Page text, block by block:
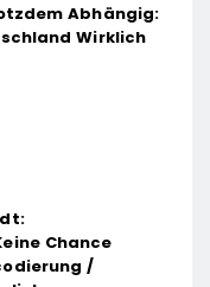
Abhängig:
Wirklich
Chance
/